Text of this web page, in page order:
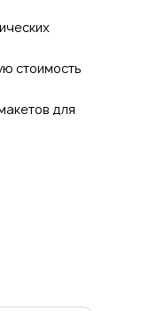
стоимость
для